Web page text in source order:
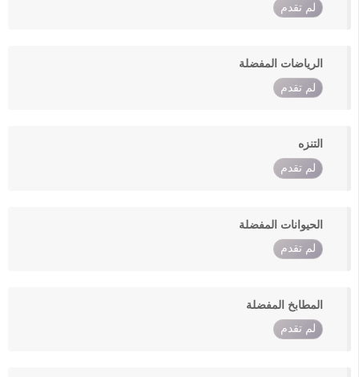
لم تقدم
الرياضات المفضلة
لم تقدم
التنزه
لم تقدم
الحيوانات المفضلة
لم تقدم
المطابخ المفضلة
لم تقدم